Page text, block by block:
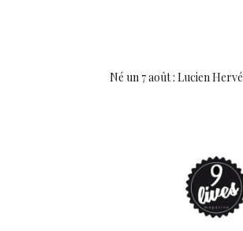
Né un 7 août : Lucien Hervé